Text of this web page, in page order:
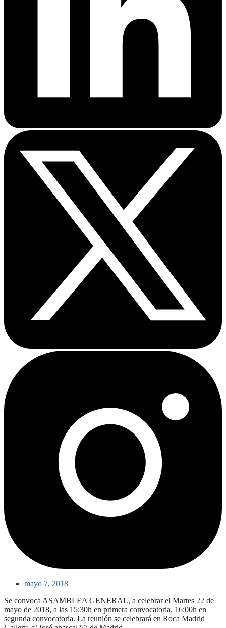
mayo 7, 2018
Se convoca ASAMBLEA GENERAL, a celebrar el Martes 22 de
mayo de 2018, a las 15:30h en primera convocatoria, 16:00h en
segunda convocatoria. La reunión se celebrará en Roca Madrid